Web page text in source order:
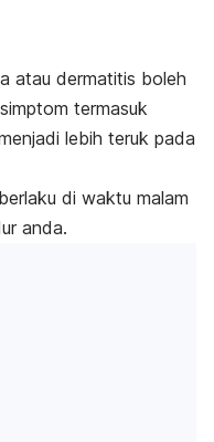
atau dermatitis boleh
termasuk
lebih teruk pada
di waktu malam
anda.